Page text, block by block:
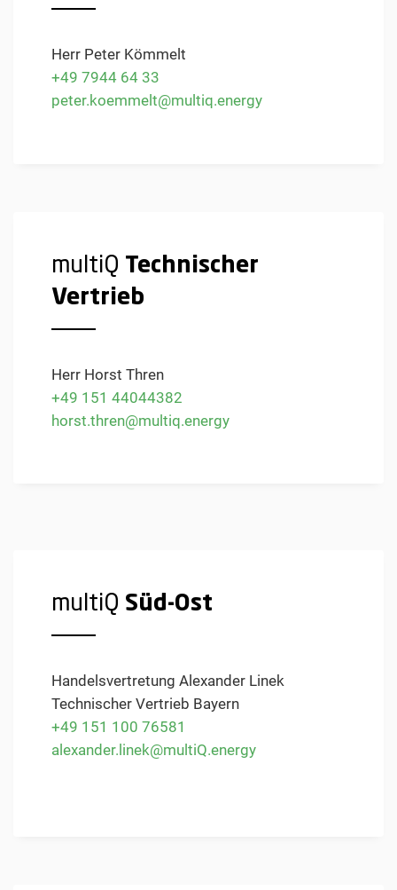
Herr Peter Kömmelt
+49 7944 64 33
peter.koemmelt@multiq.energy
multiQ Technischer
Vertrieb
Herr Horst Thren
+49 151 44044382
horst.thren@multiq.energy
multiQ Süd-Ost
Handelsvertretung Alexander Linek
Technischer Vertrieb Bayern
+49 151 100 76581
alexander.linek@multiQ.energy